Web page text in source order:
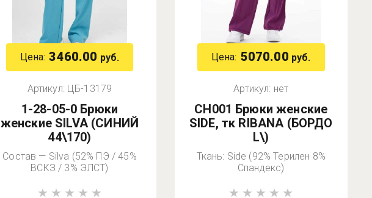
Цена: 3460.00 руб.
Артикул: ЦБ-13179
1-28-05-0 Брюки
женские SILVA (СИНИЙ
44\170)
Состав — Silva (52% ПЭ / 45%
ВСКЗ / 3% ЭЛСТ)
Цена: 5070.00 руб.
Артикул: нет
СН001 Брюки женские
SIDE, тк RIBANA (БОРДО
L\)
Ткань: Side (92% Терилен 8%
Спандекс)